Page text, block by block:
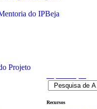
do IPBeja
Projeto
Recursos